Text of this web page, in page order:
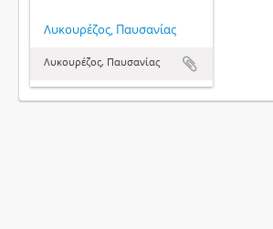
Λυκουρέζος, Παυσανίας
Λυκουρέζος, Παυσανίας